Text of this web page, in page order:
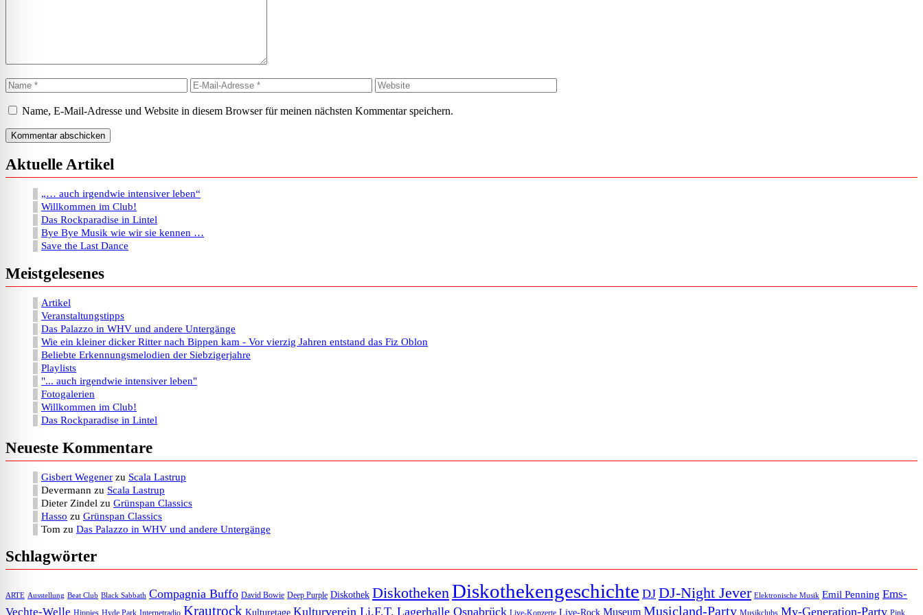
Name
E-
Mail-
Adresse
Website
Name, E-Mail-Adresse und Website in diesem Browser für meinen nächsten Kommentar speichern.
Aktuelle Artikel
„… auch irgendwie intensiver leben“
Willkommen im Club!
Das Rockparadise in Lintel
Bye Bye Musik wie wir sie kennen …
Save the Last Dance
Meistgelesenes
Artikel
Veranstaltungstipps
Das Palazzo in WHV und andere Untergänge
Wie ein kleiner dicker Ritter nach Bippen kam - Vor vierzig Jahren entstand das Fiz Oblon
Beliebte Erkennungsmelodien der Siebzigerjahre
Playlists
"... auch irgendwie intensiver leben"
Fotogalerien
Willkommen im Club!
Das Rockparadise in Lintel
Neueste Kommentare
Gisbert Wegener zu Scala Lastrup
Devermann zu Scala Lastrup
Dieter Zindel zu Grünspan Classics
Hasso zu Grünspan Classics
Tom zu Das Palazzo in WHV und andere Untergänge
Schlagwörter
ARTE Ausstellung Beat Club Black Sabbath Compagnia Buffo David Bowie Deep Purple Diskothek DiskothekenDiskothekengeschichte DJ DJ-Night Jever Elektronische Musik Emil Penning Ems-
Vechte-Welle
Internetradio Krautrock Kulturetage Kulturverein Li.F.T. Lagerhalle Osnabrück Live-Rock Museum Musicland-Party My-Generation-Party